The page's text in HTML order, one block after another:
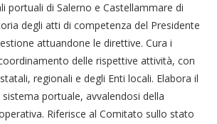
portuali di Salerno e Castellammare di
degli atti di competenza del Presidente
attuandone le direttive. Cura i
delle rispettive attività, con
regionali e degli Enti locali. Elabora il
portuale, avvalendosi della
Riferisce al Comitato sullo stato